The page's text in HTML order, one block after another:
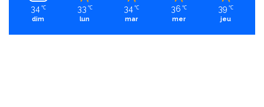
34 ℃
dim
33 ℃
lun
34 ℃
mar
36 ℃
mer
39 ℃
jeu